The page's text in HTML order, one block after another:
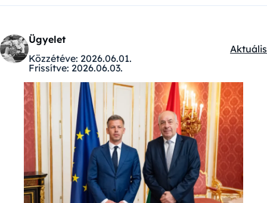
Ügyelet
Közzétéve: 2026.06.01.
Frissítve: 2026.06.03.
Aktuális